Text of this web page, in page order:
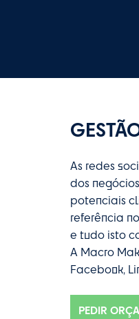
As redes
dos
potenciais
referência
e tudo isto
A Macro
Facebook,
PEDIR